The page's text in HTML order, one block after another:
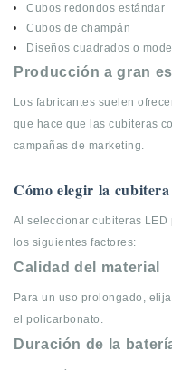
Cubos redondos estándar
Cubos de champán
Diseños cuadrados o
Producción a gran
Los fabricantes suelen
que hace que las cubiteras
campañas de marketing.
Cómo elegir la
Al seleccionar cubiteras
los siguientes factores:
Calidad del material
Para un uso prolongado,
el policarbonato.
Duración de la